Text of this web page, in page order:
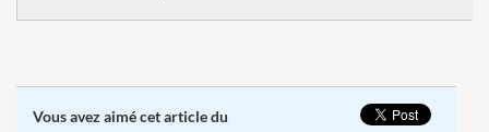
Vous avez aimé cet article du